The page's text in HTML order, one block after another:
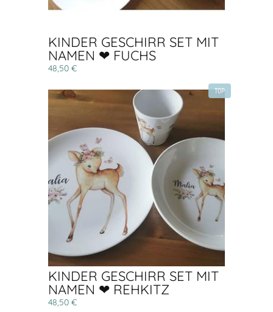
KINDER GESCHIRR SET MIT
NAMEN ❤ FUCHS
48,50 €
TOP
KINDER GESCHIRR SET MIT
NAMEN ❤ REHKITZ
48,50 €